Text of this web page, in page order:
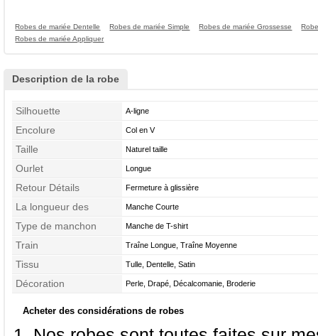
Robes de mariée Dentelle Robes de mariée Simple Robes de mariée Grossesse
Robes de mariée Appliquer
Description de la robe
Silhouette A-ligne
Encolure Col en V
Taille Naturel taille
Ourlet Longue
Retour Détails Fermeture à glissière
La longueur des
manches
Manche Courte
Type de manchon Manche de T-shirt
Train Traîne Longue, Traîne Moyenne
Tissu Tulle, Dentelle, Satin
Décoration Perle, Drapé, Décalcomanie, Broderie
Acheter des considérations de robes